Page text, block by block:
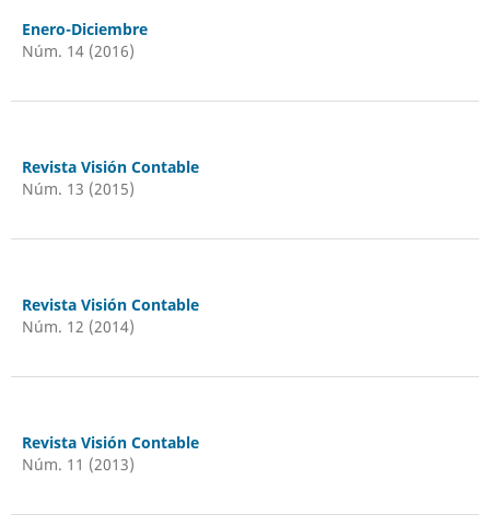
Enero-Diciembre
Núm. 14 (2016)
Revista Visión Contable
Núm. 13 (2015)
Revista Visión Contable
Núm. 12 (2014)
Revista Visión Contable
Núm. 11 (2013)